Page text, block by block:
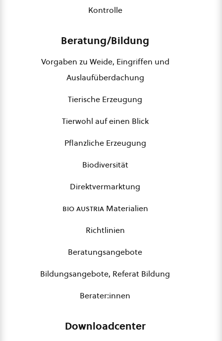
Kontrolle
Beratung/Bildung
Vorgaben zu Weide, Eingriffen und
Auslaufüberdachung
Tierische Erzeugung
Tierwohl auf einen Blick
Pflanzliche Erzeugung
Biodiversität
Direktvermarktung
bio austriaMaterialien
Richtlinien
Beratungsangebote
Bildungsangebote, Referat Bildung
Berater:innen
Downloadcenter